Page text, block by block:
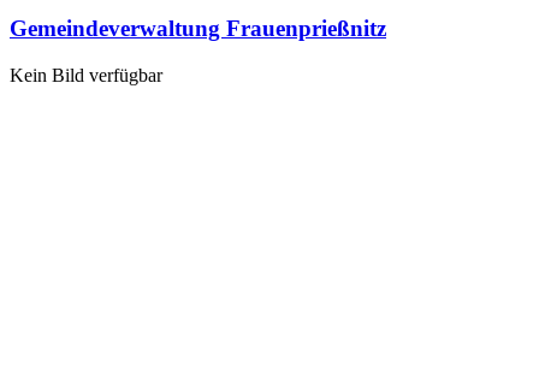
Gemeindeverwaltung Frauenprießnitz
Kein Bild verfügbar